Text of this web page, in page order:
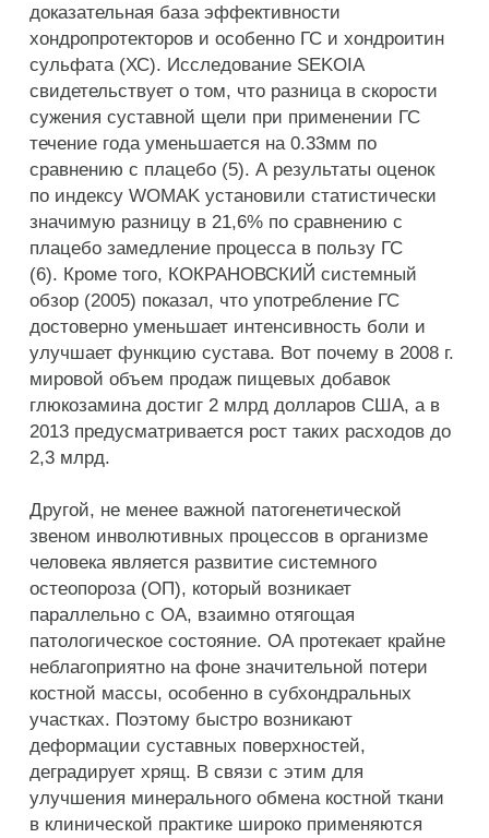
доказательная база эффективности
хондропротекторов и особенно ГС и хондроитин
сульфата (ХС). Исследование SEKOIA
свидетельствует о том, что разница в скорости
сужения суставной щели при применении ГС
течение года уменьшается на 0.33мм по
сравнению с плацебо (5). А результаты оценок
по индексу WOMAK установили статистически
значимую разницу в 21,6% по сравнению с
плацебо замедление процесса в пользу ГС
(6). Кроме того, КОКРАНОВСКИЙ системный
обзор (2005) показал, что употребление ГС
достоверно уменьшает интенсивность боли и
улучшает функцию сустава. Вот почему в 2008 г.
мировой объем продаж пищевых добавок
глюкозамина достиг 2 млрд долларов США, а в
2013 предусматривается рост таких расходов до
2,3 млрд.
Другой, не менее важной патогенетической
звеном инволютивных процессов в организме
человека является развитие системного
остеопороза (ОП), который возникает
параллельно с ОА, взаимно отягощая
патологическое состояние. ОА протекает крайне
неблагоприятно на фоне значительной потери
костной массы, особенно в субхондральных
участках. Поэтому быстро возникают
деформации суставных поверхностей,
деградирует хрящ. В связи с этим для
улучшения минерального обмена костной ткани
в клинической практике широко применяются